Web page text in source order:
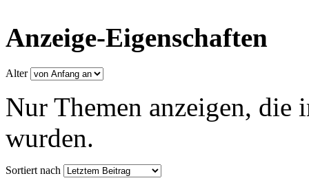
Anzeige-Eigenschaften
Alter
Nur Themen anzeigen, die
wurden.
Sortiert nach